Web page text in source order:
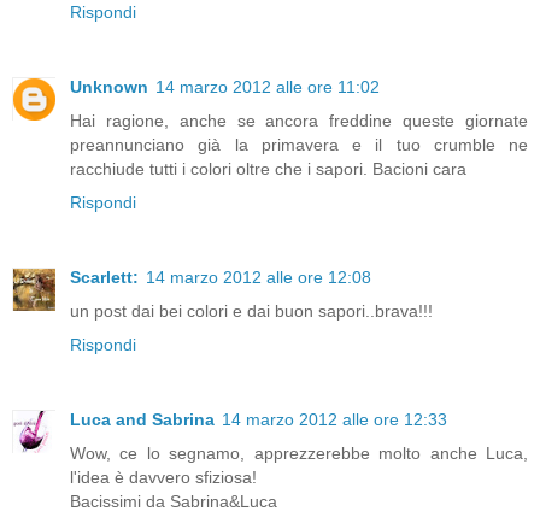
Rispondi
Unknown 14 marzo 2012 alle ore 11:02
Hai ragione, anche se ancora freddine queste giornate
preannunciano già la primavera e il tuo crumble ne
racchiude tutti i colori oltre che i sapori. Bacioni cara
Rispondi
Scarlett: 14 marzo 2012 alle ore 12:08
un post dai bei colori e dai buon sapori..brava!!!
Rispondi
Luca and Sabrina 14 marzo 2012 alle ore 12:33
Wow, ce lo segnamo, apprezzerebbe molto anche Luca,
l'idea è davvero sfiziosa!
Bacissimi da Sabrina&Luca